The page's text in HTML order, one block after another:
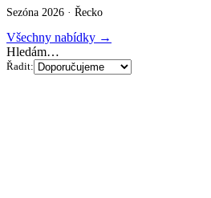
Sezóna 2026 · Řecko
Všechny nabídky →
Hledám…
Řadit: